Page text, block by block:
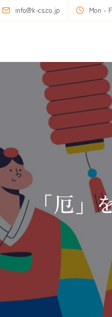
info@k-cs.co.jp Mon -
「厄」